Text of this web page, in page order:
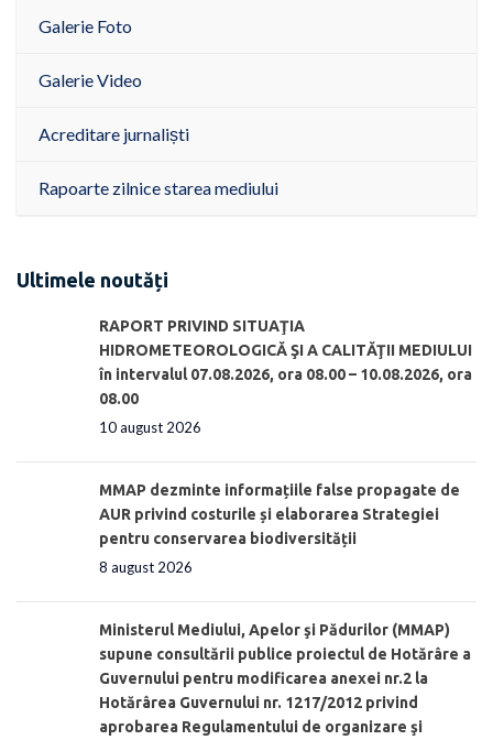
Galerie Foto
Galerie Video
Acreditare jurnaliști
Rapoarte zilnice starea mediului
Ultimele noutăți
RAPORT PRIVIND SITUAŢIA
HIDROMETEOROLOGICĂ ŞI A CALITĂŢII MEDIULUI
în intervalul 07.08.2026, ora 08.00 – 10.08.2026, ora
08.00
10 august 2026
MMAP dezminte informațiile false propagate de
AUR privind costurile și elaborarea Strategiei
pentru conservarea biodiversității
8 august 2026
Ministerul Mediului, Apelor şi Pădurilor (MMAP)
supune consultării publice proiectul de Hotărâre a
Guvernului pentru modificarea anexei nr.2 la
Hotărârea Guvernului nr. 1217/2012 privind
aprobarea Regulamentului de organizare şi